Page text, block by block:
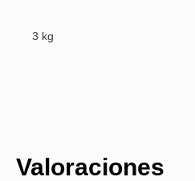
3 kg
Valoraciones